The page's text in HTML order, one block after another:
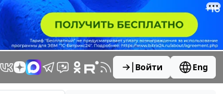
Войти Eng